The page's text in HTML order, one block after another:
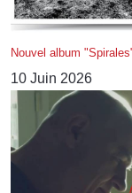
Nouvel album
10 Juin 2026